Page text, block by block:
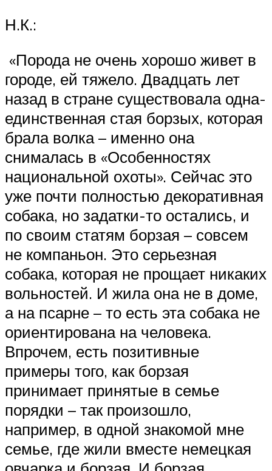
Н.К.:
«Порода не очень хорошо живет в
городе, ей тяжело. Двадцать лет
назад в стране существовала одна-
единственная стая борзых, которая
брала волка – именно она
снималась в «Особенностях
национальной охоты». Сейчас это
уже почти полностью декоративная
собака, но задатки-то остались, и
по своим статям борзая – совсем
не компаньон. Это серьезная
собака, которая не прощает никаких
вольностей. И жила она не в доме,
а на псарне – то есть эта собака не
ориентирована на человека.
Впрочем, есть позитивные
примеры того, как борзая
принимает принятые в семье
порядки – так произошло,
например, в одной знакомой мне
семье, где жили вместе немецкая